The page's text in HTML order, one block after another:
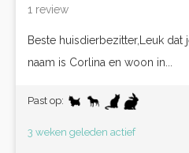
1 review
Beste huisdierbezitter,Leuk
naam is Corlina en woon in...
Past op:
3 weken geleden actief